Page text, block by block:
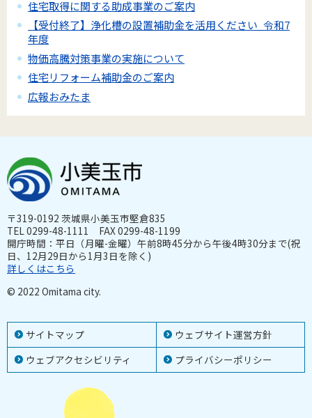
住宅取得に関する助成事業のご案内
【受付終了】浄化槽の設置補助金を活用ください_令和7
年度
物価高騰対策事業の実施について
住宅リフォーム補助金のご案内
広報おみたま
サイトマップ
ウェブサイト運営方針
ウェブアクセシビリティ
プライバシーポリシー
〒319-0192 茨城県小美玉市堅倉835
TEL 0299-48-1111 FAX 0299-48-1199
開庁時間：平日（月曜-金曜）午前8時45分から午後4時30分まで(祝
日、12月29日から1月3日を除く)
詳しくはこちら
© 2022 Omitama city.